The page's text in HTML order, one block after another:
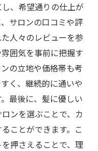
、希望通りの仕上が
サロンの口コミや評
人々のレビューを参
囲気を事前に把握す
の立地や価格帯も考
く、継続的に通いや
最後に、髪に優しい
ンを選ぶことで、カ
ことができます。こ
押さえることで、理